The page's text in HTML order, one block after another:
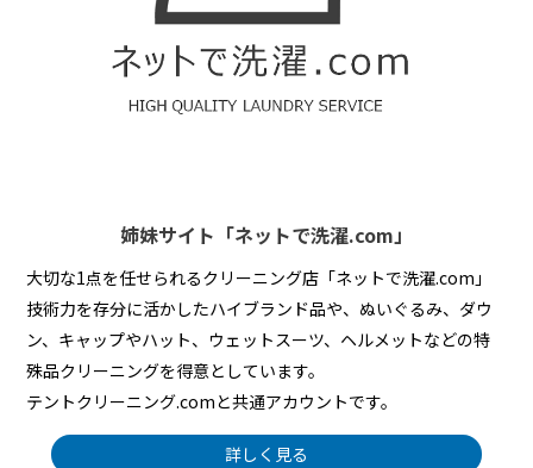
姉妹サイト「ネットで洗濯.com」
大切な1点を任せられるクリーニング店「ネットで洗濯.com」
技術力を存分に活かしたハイブランド品や、ぬいぐるみ、ダウ
ン、キャップやハット、ウェットスーツ、ヘルメットなどの特
殊品クリーニングを得意としています。
テントクリーニング.comと共通アカウントです。
詳しく見る